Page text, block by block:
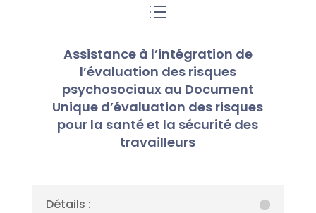
d
Assistance à l’intégration de
l’évaluation des risques
psychosociaux au Document
Unique d’évaluation des risques
pour la santé et la sécurité des
travailleurs
Détails :